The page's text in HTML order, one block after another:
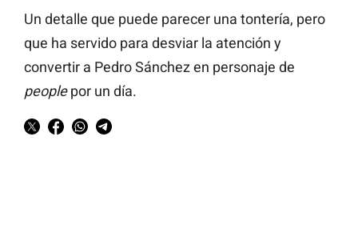
Un detalle que puede parecer una tontería, pero
que ha servido para desviar la atención y
convertir a Pedro Sánchez en personaje de
peoplepor un día.